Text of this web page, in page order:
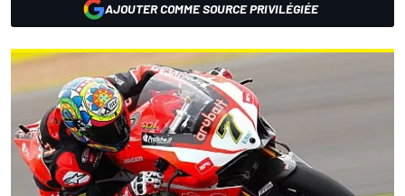
AJOUTER COMME SOURCE PRIVILÉGIÉE